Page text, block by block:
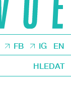
FB IG EN
HLEDAT